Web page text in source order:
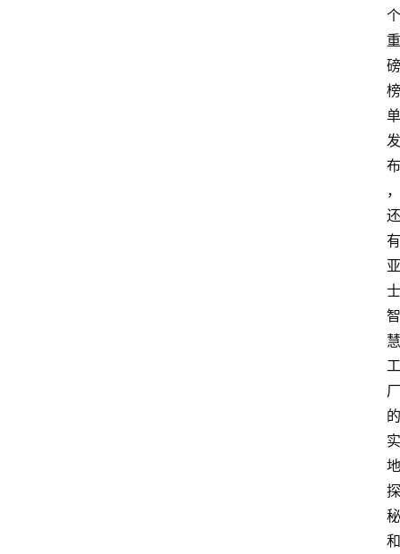
个
重
磅
榜
单
发
布
，
还
有
亚
士
智
慧
工
厂
的
实
地
探
秘
和